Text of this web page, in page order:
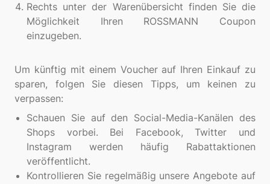
Rechts unter der Warenübersicht finden Sie die
Möglichkeit Ihren ROSSMANN Coupon
einzugeben.
Um künftig mit einem Voucher auf Ihren Einkauf zu
sparen, folgen Sie diesen Tipps, um keinen zu
Schauen Sie auf den Social-Media-Kanälen des
Shops vorbei. Bei Facebook, Twitter und
Instagram werden häufig Rabattaktionen
veröffentlicht.
Kontrollieren Sie regelmäßig unsere Angebote auf